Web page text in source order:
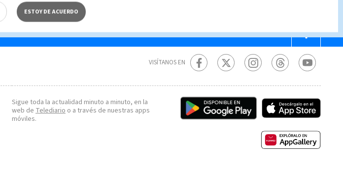
VISÍTANOS EN
Sigue toda la actualidad minuto a minuto, en la
web de Telediario o a través de nuestras apps
móviles.
ESTOY DE ACUERDO